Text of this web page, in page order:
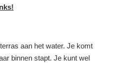
aan het water. Je komt
binnen stapt. Je kunt wel